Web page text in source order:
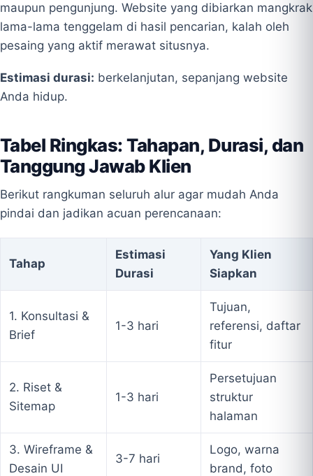
maupun pengunjung. Website yang dibiarkan mangkrak
lama-lama tenggelam di hasil pencarian, kalah oleh
pesaing yang aktif merawat situsnya.
Estimasi durasi: berkelanjutan, sepanjang website
Anda hidup.
Tabel Ringkas: Tahapan, Durasi, dan
Tanggung Jawab Klien
Berikut rangkuman seluruh alur agar mudah Anda
pindai dan jadikan acuan perencanaan:
Tahap
Estimasi
Durasi
Yang Klien
Siapkan
1. Konsultasi &
Brief
1-3 hari
Tujuan,
referensi, daftar
fitur
2. Riset &
Sitemap
1-3 hari
Persetujuan
struktur
halaman
3. Wireframe &
Desain UI
3-7 hari
Logo, warna
brand, foto